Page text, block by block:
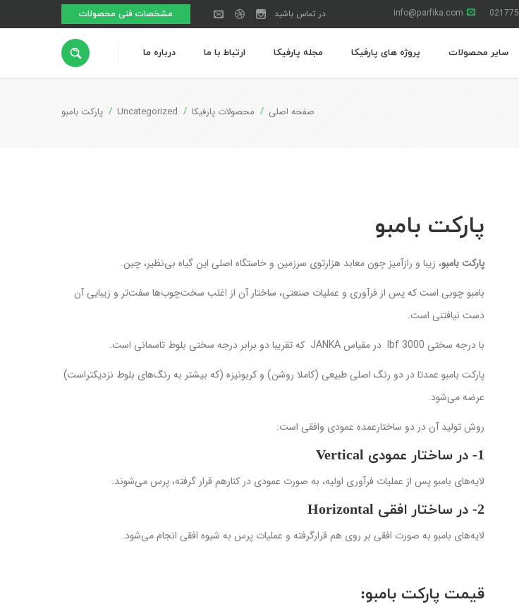
info@parfika.com مشخصات فنی محصولات در تماس باشید
سایر محصولات پروژه های پارفیکا مجله پارفیکا ارتباط با ما درباره ما
صفحه اصلی محصولات پارفیکا Uncategorized پارکت بامبو
پارکت بامبو
پارکت بامبو، زیبا و رازآمیز چون معابد هزارتوی سرزمین و خاستگاه اصلی این گیاه بی‌نظیر، چین.
بامبو چوبی است که پس از فرآوری و عملیات صنعتی، ساختار آن از اغلب سخت‌چوب‌ها سفت‌تر و زیبایی آن
دست نیافتنی است.
با درجه سختی lbf 3000 در مقیاس JANKA که تقریبا دو برابر درجه سختی بلوط تاسمانی است.
پارکت بامبو عمدتا در دو رنگ اصلی طبیعی (کاملا روشن) و کربونیزه (که بیشتر به رنگ‌های بلوط نزدیکتراست)
عرضه می‌شود.
روش تولید آن در دو ساختارعمده عمودی وافقی است:
1- در ساختار عمودی Vertical
لایه‌های بامبو پس از عملیات فرآوری اولیه، به صورت عمودی در کنارهم قرار گرفته، پرس می‌شوند.
2- در ساختار افقی Horizontal
لایه‌های بامبو به صورت افقی بر روی هم قرارگرفته و عملیات پرس به شیوه افقی انجام می‌شود.
قیمت پارکت بامبو: